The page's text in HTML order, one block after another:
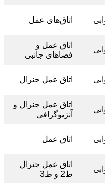
اتاق‌های عمل
اتاق عمل و
فضا‌های جانبی
اتاق عمل جنرال
اتاق عمل جنرال و
آنژیوگرافی
اتاق عمل
اتاق عمل جنرال
ط2 و ط3